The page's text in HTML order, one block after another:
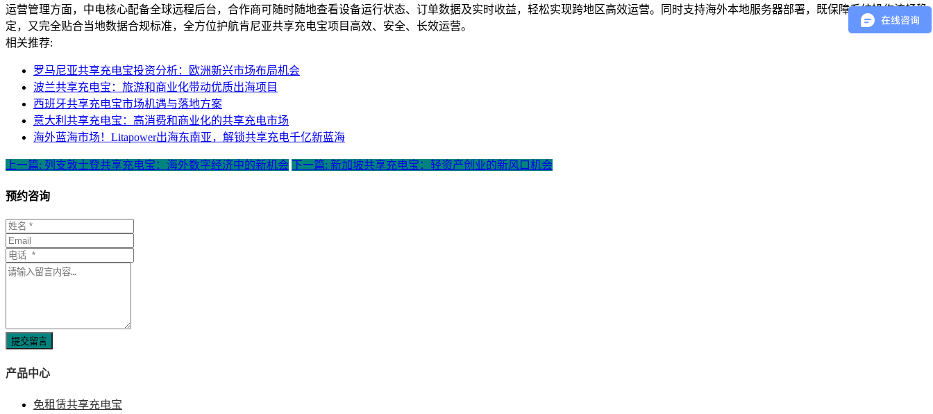
运营管理方面，中电核心配备全球远程后台，合作商可随时随地查看设备运行状态、订单数据及实时收益，轻松实现跨地区高效运营。同时支持海外本地服务器部署，既保障系统操作流畅稳
定，又完全贴合当地数据合规标准，全方位护航肯尼亚共享充电宝项目高效、安全、长效运营。
相关推荐:
罗马尼亚共享充电宝投资分析：欧洲新兴市场布局机会
波兰共享充电宝：旅游和商业化带动优质出海项目
西班牙共享充电宝市场机遇与落地方案
意大利共享充电宝：高消费和商业化的共享充电市场
海外蓝海市场！Litapower出海东南亚，解锁共享充电千亿新蓝海
上一篇: 列支敦士登共享充电宝：海外数字经济中的新机会 下一篇: 新加坡共享充电宝：轻资产创业的新风口机会
预约咨询
提交留言
产品中心
免租赁共享充电宝